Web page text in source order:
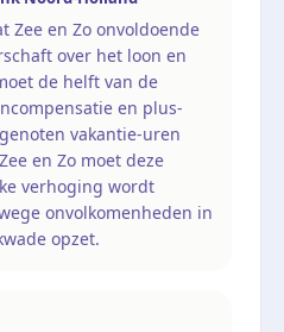
Zee en Zo onvoldoende
over het loon en
de helft van de
en plus-
vakantie-uren
en Zo moet deze
verhoging wordt
onvolkomenheden in
opzet.